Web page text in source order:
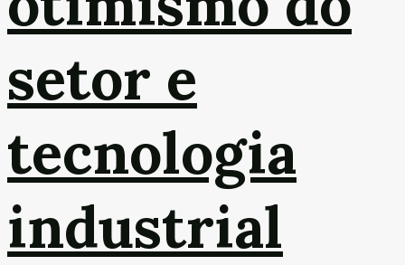
setor e
tecnologia
industrial